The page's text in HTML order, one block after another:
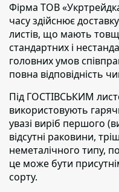
Фірма ТОВ
часу здійснює
листів, що мають
стандартних і
головних умов
повна відповідність
Під ГОСТІВСЬКИМ
використовують
увазі виріб першого
відсутні раковини,
неметалічного типу,
це може бути
сорту.